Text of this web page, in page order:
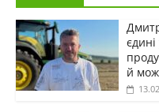
й